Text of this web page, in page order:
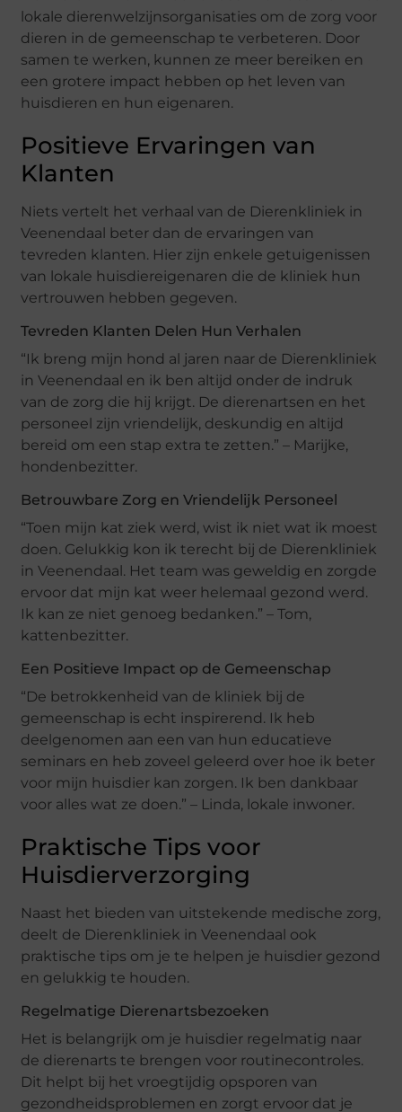
lokale dierenwelzijnsorganisaties om de zorg voor
dieren in de gemeenschap te verbeteren. Door
samen te werken, kunnen ze meer bereiken en
een grotere impact hebben op het leven van
huisdieren en hun eigenaren.
Positieve Ervaringen van
Klanten
Niets vertelt het verhaal van de Dierenkliniek in
Veenendaal beter dan de ervaringen van
tevreden klanten. Hier zijn enkele getuigenissen
van lokale huisdiereigenaren die de kliniek hun
vertrouwen hebben gegeven.
Tevreden Klanten Delen Hun Verhalen
“Ik breng mijn hond al jaren naar de Dierenkliniek
in Veenendaal en ik ben altijd onder de indruk
van de zorg die hij krijgt. De dierenartsen en het
personeel zijn vriendelijk, deskundig en altijd
bereid om een stap extra te zetten.” – Marijke,
hondenbezitter.
Betrouwbare Zorg en Vriendelijk Personeel
“Toen mijn kat ziek werd, wist ik niet wat ik moest
doen. Gelukkig kon ik terecht bij de Dierenkliniek
in Veenendaal. Het team was geweldig en zorgde
ervoor dat mijn kat weer helemaal gezond werd.
Ik kan ze niet genoeg bedanken.” – Tom,
kattenbezitter.
Een Positieve Impact op de Gemeenschap
“De betrokkenheid van de kliniek bij de
gemeenschap is echt inspirerend. Ik heb
deelgenomen aan een van hun educatieve
seminars en heb zoveel geleerd over hoe ik beter
voor mijn huisdier kan zorgen. Ik ben dankbaar
voor alles wat ze doen.” – Linda, lokale inwoner.
Praktische Tips voor
Huisdierverzorging
Naast het bieden van uitstekende medische zorg,
deelt de Dierenkliniek in Veenendaal ook
praktische tips om je te helpen je huisdier gezond
en gelukkig te houden.
Regelmatige Dierenartsbezoeken
Het is belangrijk om je huisdier regelmatig naar
de dierenarts te brengen voor routinecontroles.
Dit helpt bij het vroegtijdig opsporen van
gezondheidsproblemen en zorgt ervoor dat je